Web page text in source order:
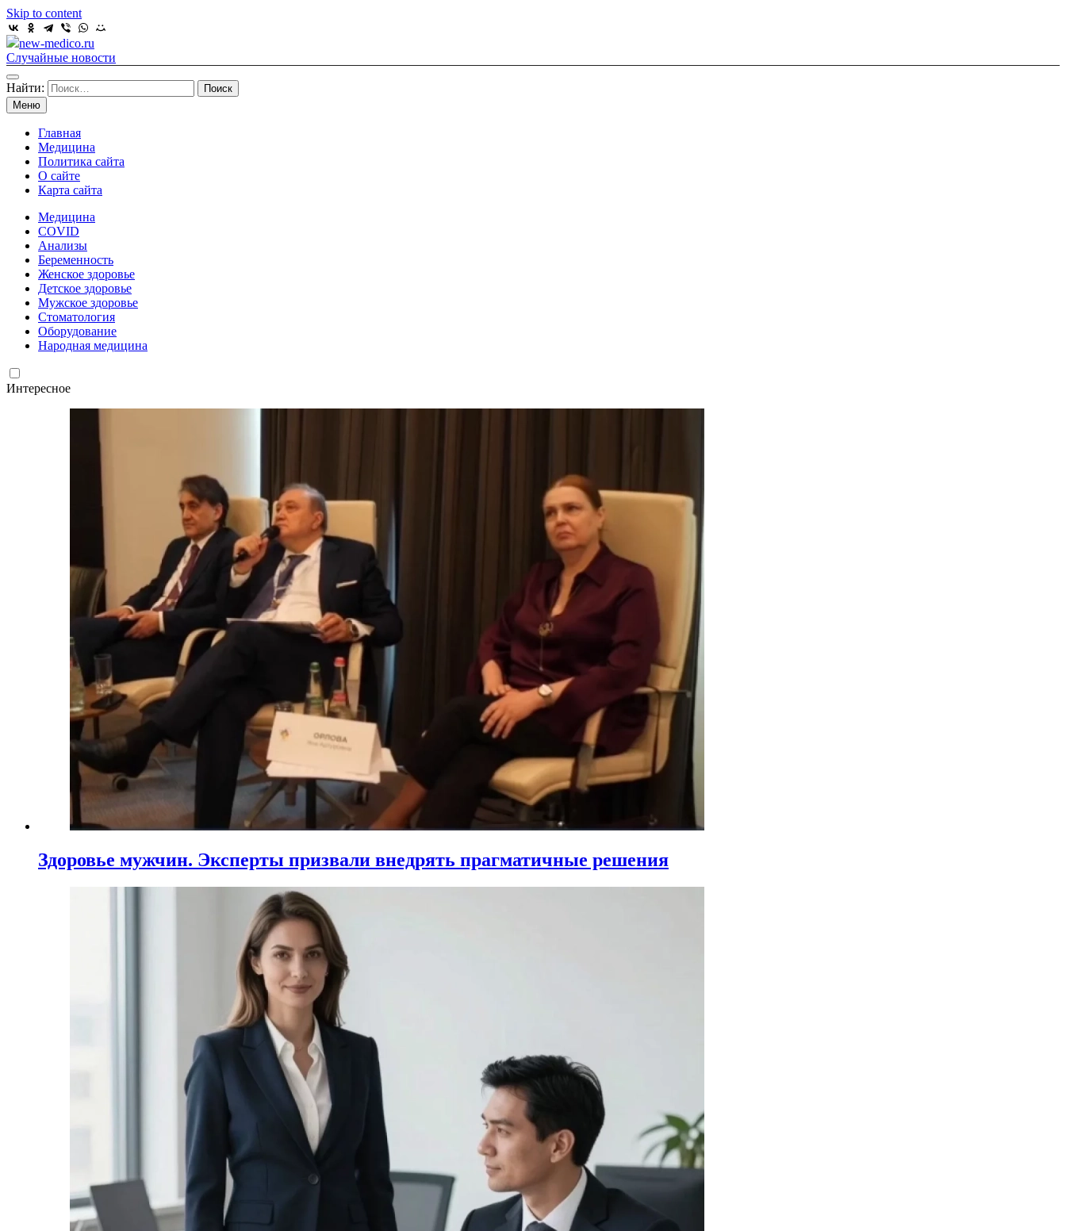
Skip to content
new-medico.ru
Случайные новости
Найти:
Меню
Главная
Медицина
Политика сайта
О сайте
Карта сайта
Медицина
COVID
Анализы
Беременность
Женское здоровье
Детское здоровье
Мужское здоровье
Стоматология
Оборудование
Народная медицина
Интересное
Здоровье мужчин. Эксперты призвали внедрять прагматичные решения